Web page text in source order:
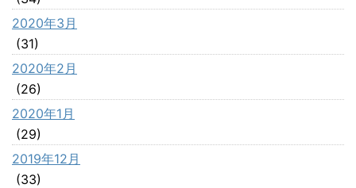
2020年3月
(31)
2020年2月
(26)
2020年1月
(29)
2019年12月
(33)